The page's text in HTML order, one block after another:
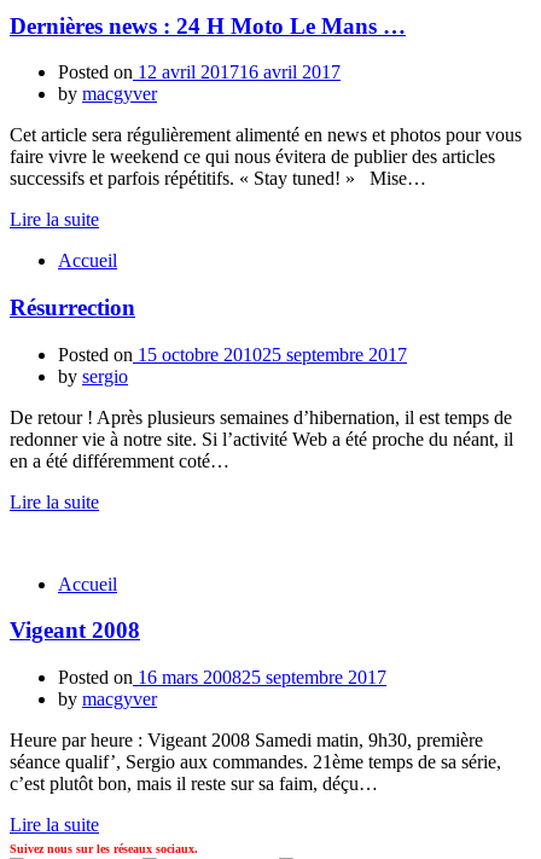
Dernières news : 24 H Moto Le Mans …
Posted on 12 avril 201716 avril 2017
by macgyver
Cet article sera régulièrement alimenté en news et photos pour vous
faire vivre le weekend ce qui nous évitera de publier des articles
successifs et parfois répétitifs. « Stay tuned! » Mise…
Lire la suite
Accueil
Résurrection
Posted on 15 octobre 201025 septembre 2017
by sergio
De retour ! Après plusieurs semaines d’hibernation, il est temps de
redonner vie à notre site. Si l’activité Web a été proche du néant, il
en a été différemment coté…
Lire la suite
Accueil
Vigeant 2008
Posted on 16 mars 200825 septembre 2017
by macgyver
Heure par heure : Vigeant 2008 Samedi matin, 9h30, première
séance qualif’, Sergio aux commandes. 21ème temps de sa série,
c’est plutôt bon, mais il reste sur sa faim, déçu…
Lire la suite
Suivez nous sur les réseaux sociaux.